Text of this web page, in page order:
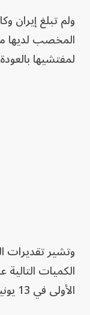
ولم تبلغ إيران
المخصب لديها
لمفتشيها
وتشير تقديرات
الكميات
الأولى في 13 يونيو: